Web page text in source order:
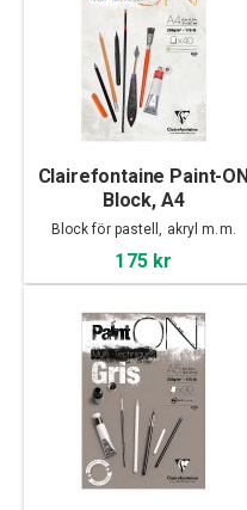
Clairefontaine Paint-ON
Block, A4
Block för pastell, akryl m.m.
175 kr